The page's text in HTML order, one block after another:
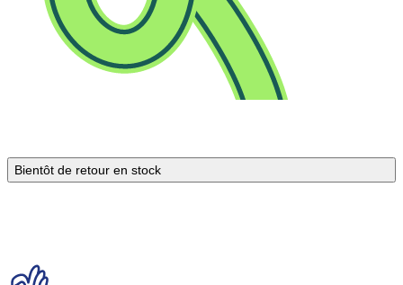
Bientôt de retour en stock